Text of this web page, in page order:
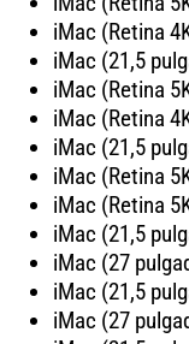
iMac (Retina
iMac (21,5
iMac (Retina
iMac (Retina
iMac (21,5
iMac (Retina
iMac (Retina
iMac (21,5
iMac (27
iMac (21,5
iMac (27